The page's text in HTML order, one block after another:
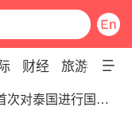
财经 旅游 专题
缅甸总统敏昂莱出访泰国 开启新政后首次对泰国进行国事访问